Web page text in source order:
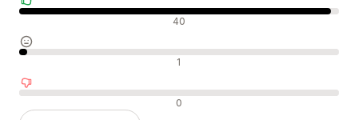
40
1
0